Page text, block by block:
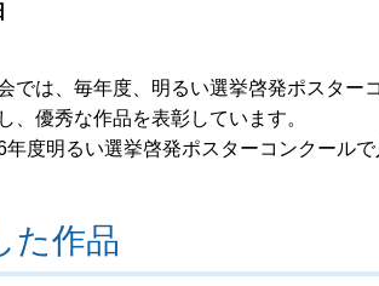
では、毎年度、明るい選挙啓発ポスタ
、優秀な作品を表彰しています。
年度明るい選挙啓発ポスターコンクール
作品